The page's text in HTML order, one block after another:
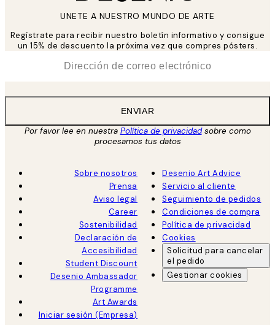
UNETE A NUESTRO MUNDO DE ARTE
Regístrate para recibir nuestro boletín informativo y consigue
un 15% de descuento la próxima vez que compres pósters.
ENVIAR
Por favor lee en nuestra Política de privacidadsobre como
procesamos tus datos
Sobre nosotros
Prensa
Aviso legal
Career
Sostenibilidad
Declaración de
Accesibilidad
Student Discount
Desenio Ambassador
Programme
Art Awards
Iniciar sesión (Empresa)
Desenio Art Advice
Servicio al cliente
Seguimiento de pedidos
Condiciones de compra
Política de privacidad
Cookies
Solicitud para cancelar
el pedido
Gestionar cookies